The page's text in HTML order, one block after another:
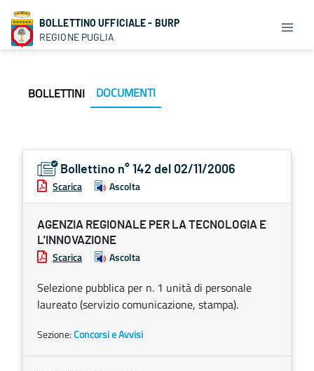
BOLLETTINO UFFICIALE - BURP
REGIONE PUGLIA
BOLLETTINI DOCUMENTI
Bollettino n° 142 del 02/11/2006
Scarica Ascolta
AGENZIA REGIONALE PER LA TECNOLOGIA E
L'INNOVAZIONE
Scarica Ascolta
Selezione pubblica per n. 1 unità di personale
laureato (servizio comunicazione, stampa).
Sezione:Concorsi e Avvisi